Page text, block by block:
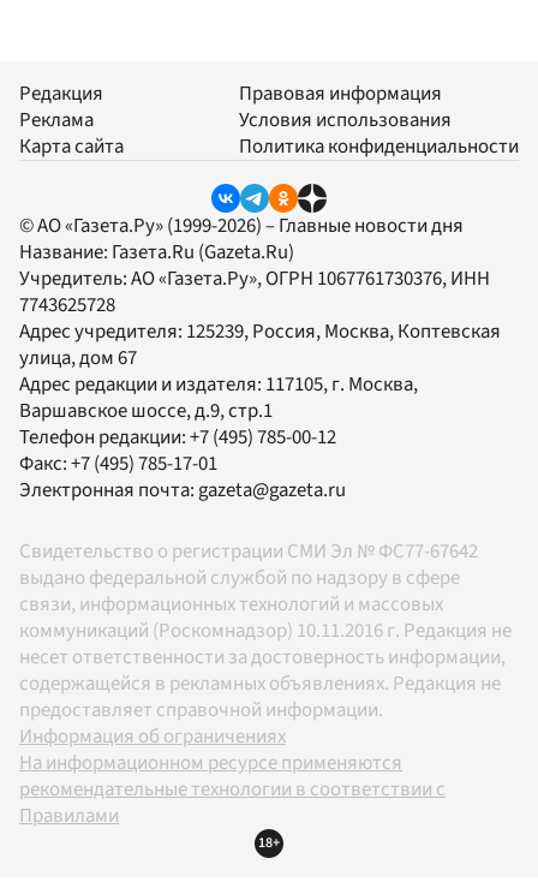
Редакция
Реклама
Карта сайта
Правовая информация
Условия использования
Политика конфиденциальности
© АО «Газета.Ру» (1999-2026) – Главные новости дня
Название: Газета.Ru (Gazeta.Ru)
Учредитель:АО «Газета.Ру», ОГРН 1067761730376, ИНН
7743625728
Адрес учредителя: 125239, Россия, Москва, Коптевская
улица, дом 67
Адрес редакции и издателя: 117105, г. Москва,
Варшавское шоссе, д.9, стр.1
Телефон редакции:+7 (495) 785-00-12
Факс:+7 (495) 785-17-01
Электронная почта:gazeta@gazeta.ru
Свидетельство о регистрации СМИ Эл № ФС77-67642
выдано федеральной службой по надзору в сфере
связи, информационных технологий и массовых
коммуникаций (Роскомнадзор) 10.11.2016 г. Редакция не
несет ответственности за достоверность информации,
содержащейся в рекламных объявлениях. Редакция не
предоставляет справочной информации.
Информация об ограничениях
На информационном ресурсе применяются
рекомендательные технологии в соответствии с
Правилами
18+